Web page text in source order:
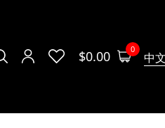
$0.00 0
中文